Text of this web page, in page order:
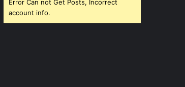
Error Can not Get Posts, Incorrect
account info.